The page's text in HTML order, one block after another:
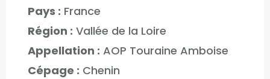
Pays : France
Région : Vallée de la Loire
Appellation : AOP Touraine Amboise
Cépage : Chenin